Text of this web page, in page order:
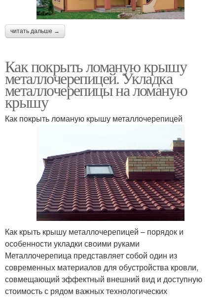
читать дальше →
Как покрыть ломаную крышу
металлочерепицей. Укладка
металлочерепицы на ломаную
крышу
Как покрыть ломаную крышу металлочерепицей
Как крыть крышу металлочерепицей – порядок и
особенности укладки своими руками
Металлочерепица представляет собой один из
современных материалов для обустройства кровли,
совмещающий эффектный внешний вид и доступную
стоимость с рядом важных технологических